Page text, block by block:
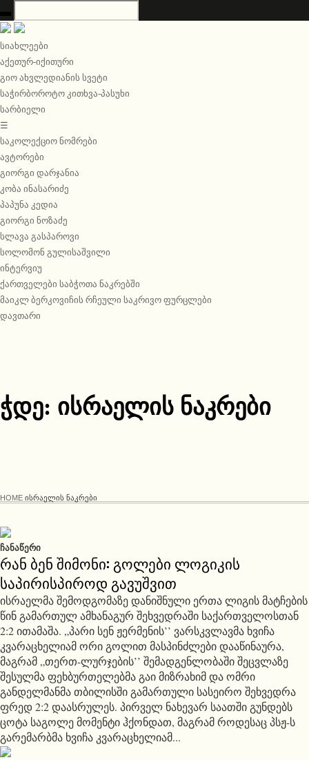
სიახლეები
აქეთურ-იქითური
გიო ახვლედიანის სვეტი
საჭირბოროტო კითხვა-პასუხი
სარბიელი
☰
საკოლექციო ნომრები
ავტორები
გიორგი დარჯანია
კობა ინასარიძე
პაპუნა კედია
გიორგი ნოზაძე
სლავა გასპაროვი
სოლომონ გულისაშვილი
ინტერვიუ
ქართველები საბჭოთა ნაკრებში
მაიკლ ბერკოვიჩის რჩეული საკრივო ფურცლები
დავთარი
ჭდე: ისრაელის ნაკრები
HOME ᲘᲡᲠᲐᲔᲚᲘᲡ ᲜᲐᲙᲠᲔᲑᲘ
ᲩᲐᲜᲐᲬᲔᲠᲘ
რან ბენ შიმონი: გოლები ლოგიკის
საპირისპიროდ გავუშვით
ისრაელმა შემოდგომაზე დანიშნული ერთა ლიგის მატჩების
წინ გამართულ ამხანაგურ შეხვედრაში საქართველოსთან
2:2 ითამაშა. „პარი სენ ჟერმენის’’ ვარსკვლავმა ხვიჩა
კვარაცხელიამ ორი გოლით მასპინძლები დააწინაურა,
მაგრამ „თერთ-ლურჯების’’ შემადგენლობაში შეცვლაზე
შესულმა ფეხბურთელებმა გაი მიზრახიმ და ომრი
განდელმანმა თბილისში გამართული სასეირო შეხვედრა
ფრედ 2:2 დაასრულეს. პირველ ნახევარ საათში გუნდებს
ცოტა საგოლე მომენტი ჰქონდათ, მაგრამ როდესაც პსჟ-ს
გარემარბმა ხვიჩა კვარაცხელიამ...